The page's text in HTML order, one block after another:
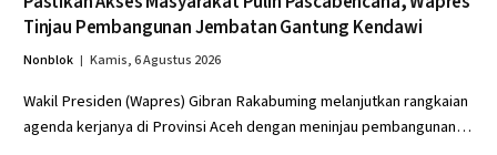
Tinjau Pembangunan Jembatan Gantung Kendawi
Nonblok Kamis, 6 Agustus 2026
Wakil Presiden (Wapres) Gibran Rakabuming melanjutkan rangkaian
agenda kerjanya di Provinsi Aceh dengan meninjau pembangunan…